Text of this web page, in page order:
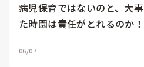
病児保育ではないのと、大
た時園は責任がとれるのか
06/07